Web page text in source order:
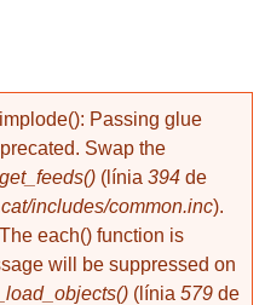
Passing glue
Swap the
(línia 394 de
includes/common.inc).
each() function is
will be suppressed on
(línia 579 de